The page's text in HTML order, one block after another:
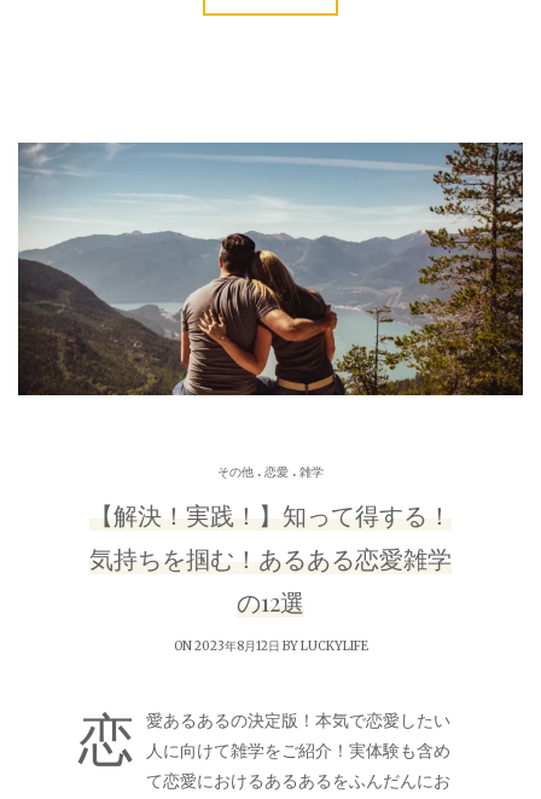
その他 . 恋愛 . 雑学
【解決！実践！】知って得する！
気持ちを掴む！あるある恋愛雑学
の12選
ON 2023年8月12日 BYLUCKYLIFE
恋
愛あるあるの決定版！本気で恋愛したい
人に向けて雑学をご紹介！実体験も含め
て恋愛におけるあるあるをふんだんにお